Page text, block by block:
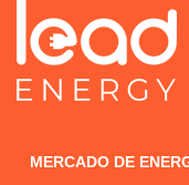
MERCADO DE